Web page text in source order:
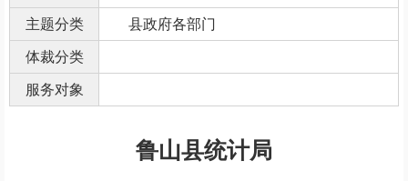
主题分类 县政府各部门
体裁分类
服务对象
鲁山县统计局